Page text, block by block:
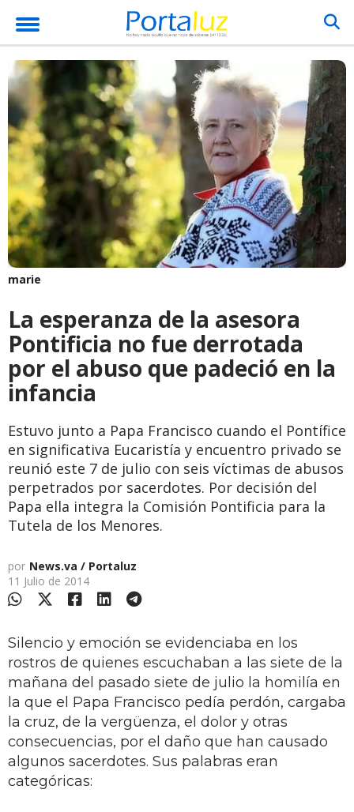
marie
La esperanza de la asesora
Pontificia no fue derrotada
por el abuso que padeció en la
infancia
Estuvo junto a Papa Francisco cuando el Pontífice
en significativa Eucaristía y encuentro privado se
reunió este 7 de julio con seis víctimas de abusos
perpetrados por sacerdotes. Por decisión del
Papa ella integra la Comisión Pontificia para la
Tutela de los Menores.
por News.va / Portaluz
11 Julio de 2014
Silencio y emoción se evidenciaba en los
rostros de quienes escuchaban a las siete de la
mañana del pasado siete de julio la homilía en
la que el Papa Francisco pedía perdón, cargaba
la cruz, de la vergüenza, el dolor y otras
consecuencias, por el daño que han causado
algunos sacerdotes. Sus palabras eran
categóricas: